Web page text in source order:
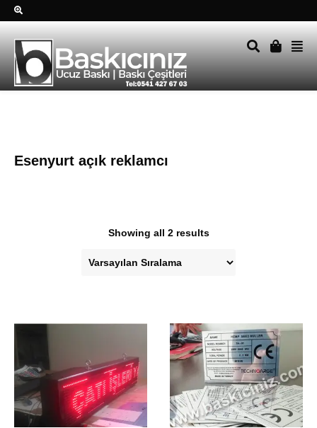
Esenyurt açık reklamcı
Showing all 2 results